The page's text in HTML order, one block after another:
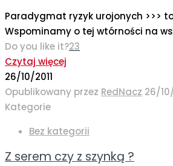
Paradygmat ryzyk urojonych >>>
Wspominamy o tej wtórności na
Do you like it?23
Czytaj więcej
26/10/2011
Opublikowany przez RedNacz 26/
Kategorie
Bez kategorii
Z serem czy z szynką ?